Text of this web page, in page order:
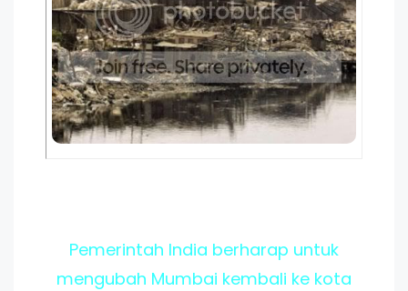
Pemerintah India berharap untuk
mengubah Mumbai kembali ke kota